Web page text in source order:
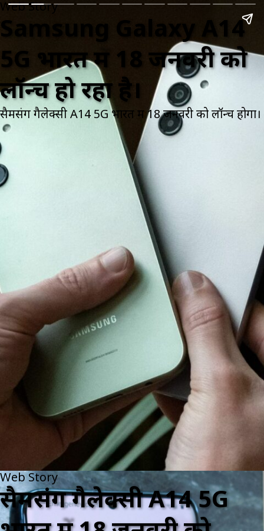
Web Story
Samsung Galaxy A14
5G भारत में 18 जनवरी को
लॉन्च हो रहा है।
सैमसंग गैलेक्सी A14 5G भारत में 18 जनवरी को लॉन्च होगा।